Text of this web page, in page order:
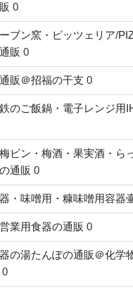
0
ブン窯・ピッツェリア/
販 0
販＠招福の干支 0
のご飯鍋・電子レンジ用
ビン・梅酒・果実酒・ら
通販 0
・味噌用・糠味噌用容器
業用食器の通販 0
の湯たんぽの通販＠化学
0